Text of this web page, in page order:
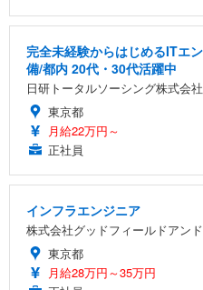
完全未経験からはじめるITエ
備/都内 20代・30代活躍中
日研トータルソーシング株式会社
東京都
月給22万円～
正社員
インフラエンジニア
株式会社グッドフィールドアン
東京都
月給28万円～35万円